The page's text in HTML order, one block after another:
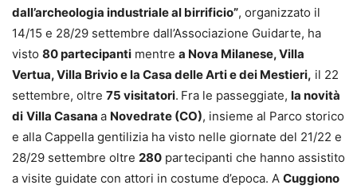
dall’archeologia industriale al birrificio”, organizzato il
14/15 e 28/29 settembre dall’Associazione Guidarte, ha
visto 80 partecipanti mentre a Nova Milanese, Villa
Vertua, Villa Brivio e la Casa delle Arti e dei Mestieri, il 22
settembre, oltre 75 visitatori. Fra le passeggiate, la novità
di Villa Casana a Novedrate (CO), insieme al Parco storico
e alla Cappella gentilizia ha visto nelle giornate del 21/22 e
28/29 settembre oltre 280 partecipanti che hanno assistito
a visite guidate con attori in costume d’epoca. A Cuggiono